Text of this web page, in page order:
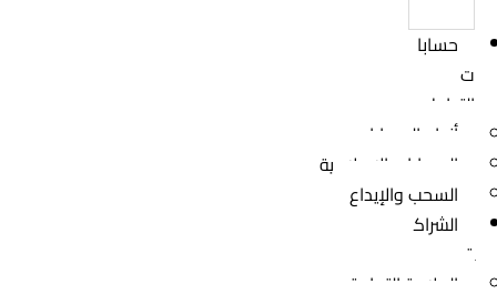
حسابا
ت
التداول
أنواع الحسابات
الحسابات الإسلامية
السحب والإيداع
الشراك
ة
العلامة التجارية